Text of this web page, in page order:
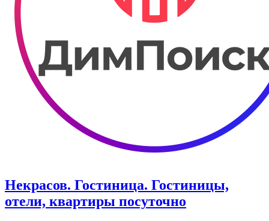
Некрасов. Гостиница. Гостиницы,
отели, квартиры посуточно